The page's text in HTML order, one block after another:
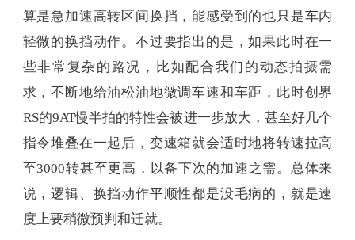
算是急加速高转区间换挡，能感受到的也只是车内
轻微的换挡动作。不过要指出的是，如果此时在一
些非常复杂的路况，比如配合我们的动态拍摄需
求，不断地给油松油地微调车速和车距，此时创界
RS的9AT慢半拍的特性会被进一步放大，甚至好几个
指令堆叠在一起后，变速箱就会适时地将转速拉高
至3000转甚至更高，以备下次的加速之需。总体来
说，逻辑、换挡动作平顺性都是没毛病的，就是速
度上要稍微预判和迁就。